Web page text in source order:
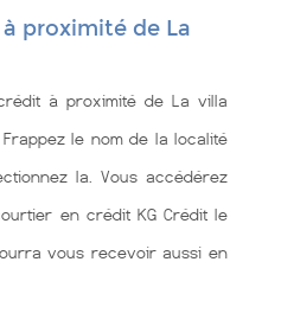
proximité de La
à proximité de La villa
le nom de la localité
la. Vous accédérez
en crédit KG Crédit le
vous recevoir aussi en